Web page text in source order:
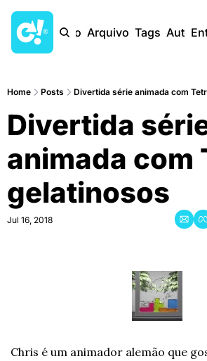
Início Arquivo Tags
Home Posts Divertida série animada com
Divertida
animada com
gelatinosos
Jul 16, 2018
Chris é um animador alemão que